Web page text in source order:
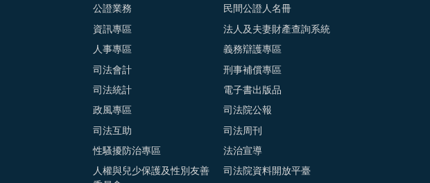
公證業務
資訊專區
人事專區
司法會計
司法統計
政風專區
司法互助
性騷擾防治專區
人權與兒少保護及性別友善
民間公證人名冊
法人及夫妻財產查詢系統
義務辯護專區
刑事補償專區
電子書出版品
司法院公報
司法周刊
法治宣導
司法院資料開放平臺